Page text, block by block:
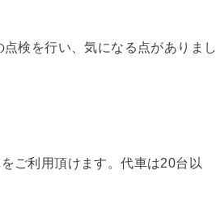
検を行い、気になる点がありまし
ご利用頂けます。代車は20台以